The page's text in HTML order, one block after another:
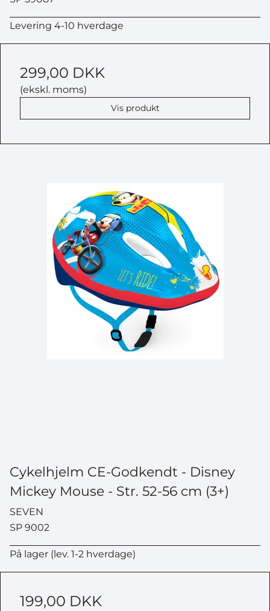
Levering 4-10 hverdage
299,00 DKK
(ekskl. moms)
Vis produkt
Cykelhjelm CE-Godkendt - Disney
Mickey Mouse - Str. 52-56 cm (3+)
SEVEN
SP 9002
På lager (lev. 1-2 hverdage)
199,00 DKK